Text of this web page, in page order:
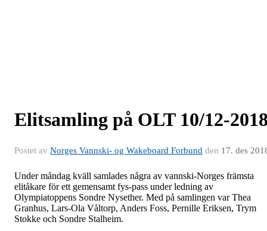
Elitsamling på OLT 10/12-
Postet av Norges Vannski- og Wakeboard Forbund den 17. des
Under måndag kväll samlades några av vannski-Norges främsta
elitåkare för ett gemensamt fys-pass under ledning av
Olympiatoppens Sondre Nysether. Med på samlingen var Thea
Granhus, Lars-Ola Våltorp, Anders Foss, Pernille Eriksen, Trym
Stokke och Sondre Stalheim.